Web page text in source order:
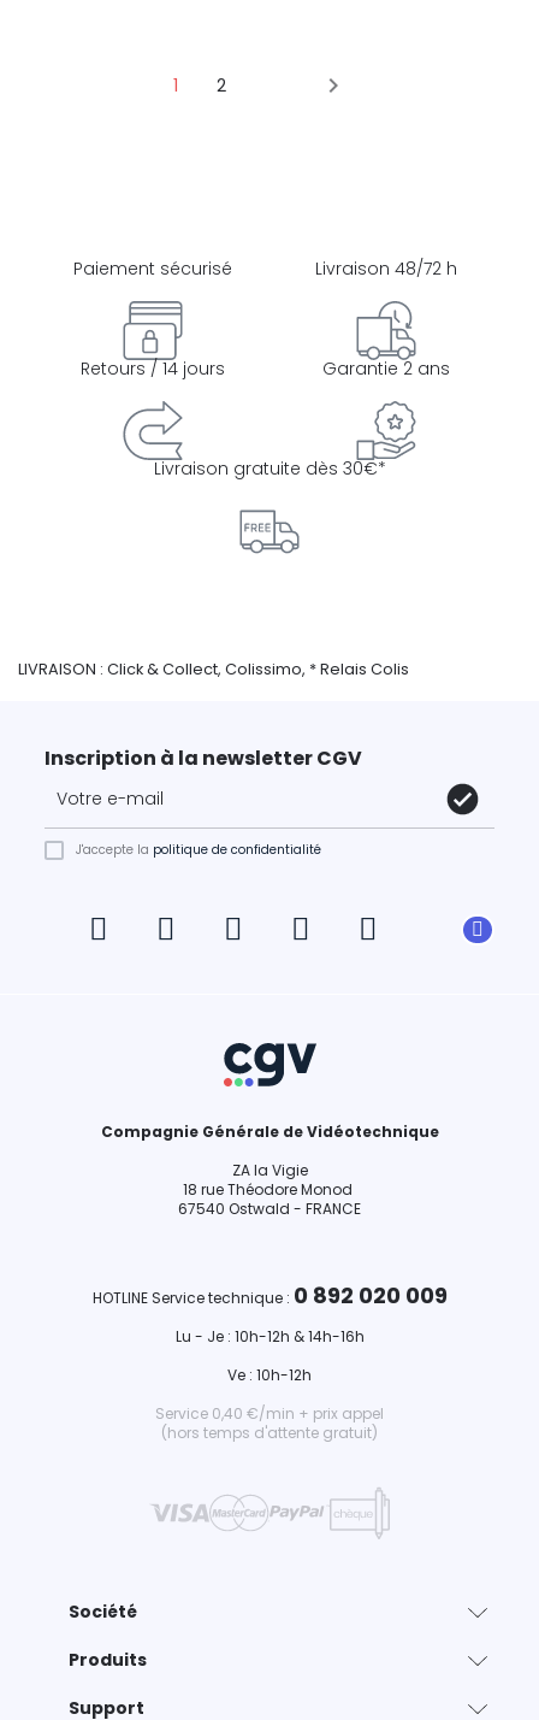
1 2 
Paiement sécurisé Livraison 48/72 h
Retours / 14 jours Garantie 2 ans
Livraison gratuite dès 30€*
LIVRAISON : Click & Collect, Colissimo, * Relais Colis
Inscription à la newsletter CGV
J'accepte la politique de confidentialité
Compagnie Générale de Vidéotechnique
ZA la Vigie
18 rue Théodore Monod
67540 Ostwald - FRANCE
HOTLINE Service technique : 0 892 020 009
Lu - Je : 10h-12h & 14h-16h
Ve : 10h-12h
Service 0,40 €/min + prix appel
(hors temps d'attente gratuit)
Société
Produits
Support